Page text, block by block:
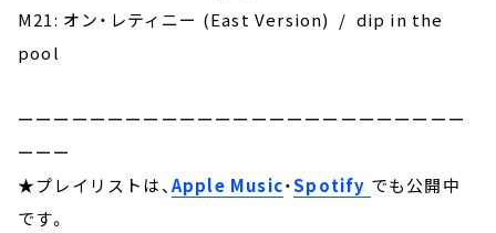
M21: オン・レティニー (East Version) / dip in the
pool
ーーーーーーーーーーーーーーーーーーーーーーーーー
ーーー
★プレイリストは、Apple Music・Spotify でも公開中
です。